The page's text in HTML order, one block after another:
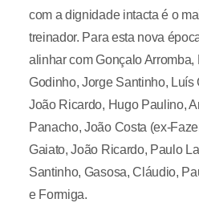
com a dignidade intacta é o
treinador. Para esta nova
alinhar com Gonçalo
Godinho, Jorge Santinho, Luís
João Ricardo, Hugo Paulino,
Panacho, João Costa (ex-
Gaiato, João Ricardo, Paulo
Santinho, Gasosa, Cláudio,
e Formiga.